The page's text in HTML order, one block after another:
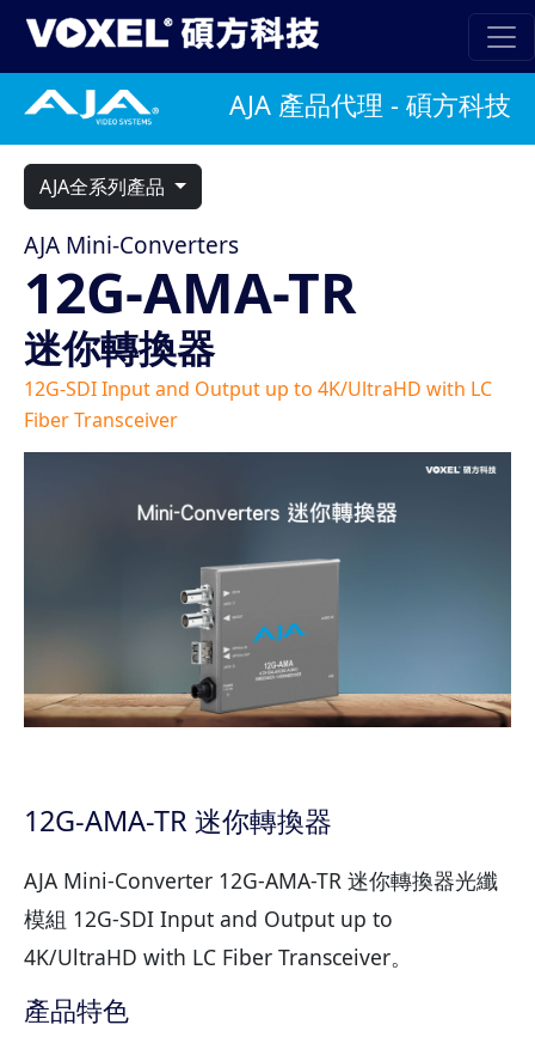
AJA 產品代理 - 碩方科技
AJA全系列產品
AJA Mini-Converters
12G-AMA-TR
迷你轉換器
12G-SDI Input and Output up to 4K/UltraHD with LC
Fiber Transceiver
12G-AMA-TR 迷你轉換器
AJA Mini-Converter 12G-AMA-TR 迷你轉換器光纖
模組 12G-SDI Input and Output up to
4K/UltraHD with LC Fiber Transceiver。
產品特色